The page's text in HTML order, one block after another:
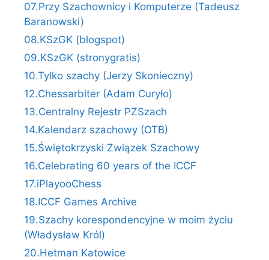
07.Przy Szachownicy i Komputerze (Tadeusz
Baranowski)
08.KSzGK (blogspot)
09.KSzGK (stronygratis)
10.Tylko szachy (Jerzy Skonieczny)
12.Chessarbiter (Adam Curyło)
13.Centralny Rejestr PZSzach
14.Kalendarz szachowy (OTB)
15.Świętokrzyski Związek Szachowy
16.Celebrating 60 years of the ICCF
17.iPlayooChess
18.ICCF Games Archive
19.Szachy korespondencyjne w moim życiu
(Władysław Król)
20.Hetman Katowice